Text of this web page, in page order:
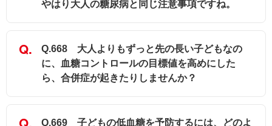
やはり大人の糖尿病と同じ注意事項ですね。
Q.668 大人よりもずっと先の長い子どもなの
に、血糖コントロールの目標値を高めにした
ら、合併症が起きたりしませんか？
Q.669 子どもの低血糖を予防するには、どのよ